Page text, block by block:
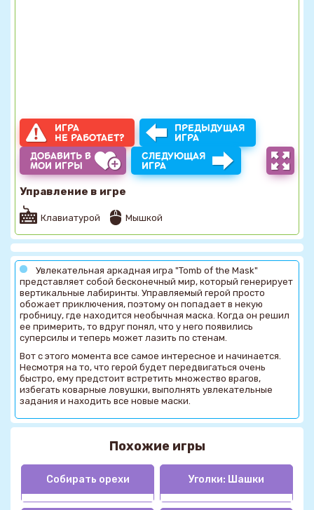
ИГРА
НЕ РАБОТАЕТ?
ПРЕДЫДУЩАЯ
ИГРА
ДОБАВИТЬ В
МОИ ИГРЫ
СЛЕДУЮЩАЯ
ИГРА
Управление в игре
Клавиатурой Мышкой
Увлекательная аркадная игра "Tomb of the Mask"
представляет собой бесконечный мир, который генерирует
вертикальные лабиринты. Управляемый герой просто
обожает приключения, поэтому он попадает в некую
гробницу, где находится необычная маска. Когда он решил
ее примерить, то вдруг понял, что у него появились
суперсилы и теперь может лазить по стенам.
Вот с этого момента все самое интересное и начинается.
Несмотря на то, что герой будет передвигаться очень
быстро, ему предстоит встретить множество врагов,
избегать коварные ловушки, выполнять увлекательные
задания и находить все новые маски.
Похожие игры
Собирать орехи Уголки: Шашки